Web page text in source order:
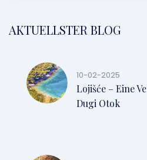
AKTUELLSTER BLOG
10-02-2025
Lojišće – Eine
Dugi Otok